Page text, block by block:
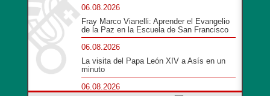
06.08.2026
Fray Marco Vianelli: Aprender el Evangelio
de la Paz en la Escuela de San Francisco
06.08.2026
La visita del Papa León XIV a Asís en un
minuto
06.08.2026